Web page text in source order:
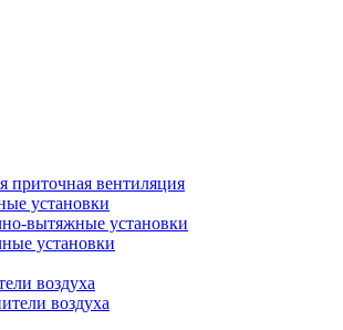
приточная вентиляция
установки
вытяжные установки
установки
воздуха
воздуха